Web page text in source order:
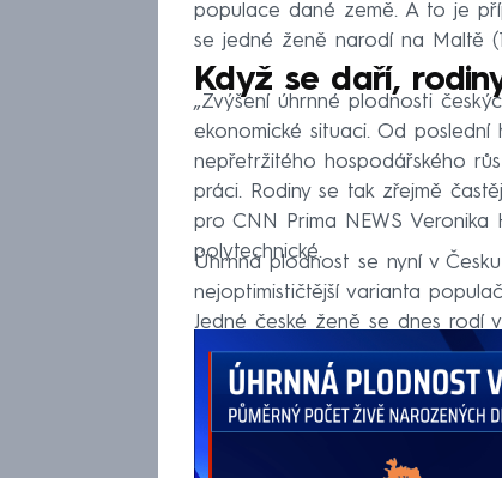
populace dané země. A to je
se jedné ženě narodí na Maltě
Když se daří,
„Zvýšení úhrnné plodnosti
ekonomické situaci. Od
nepřetržitého hospodářského
práci. Rodiny se tak zřejmě
pro CNN Prima NEWS Veronika
polytechnické.
Úhrnná plodnost se nyní v
nejoptimističtější varianta
Jedné české ženě se dnes rodí
let minulého století.